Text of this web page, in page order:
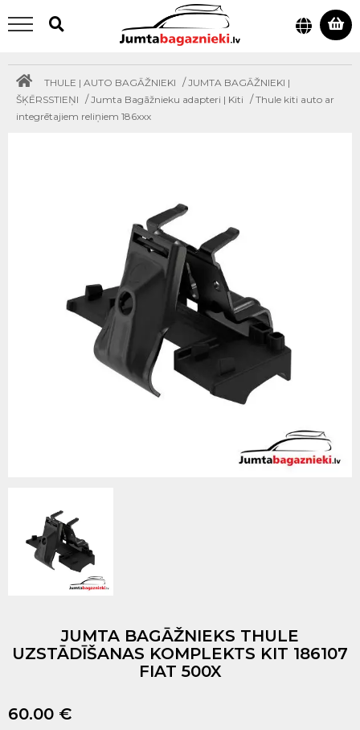
THULE | AUTO BAGĀŽNIEKI /JUMTA BAGĀŽNIEKI |
ŠĶĒRSSTIEŅI /Jumta Bagāžnieku adapteri | Kiti /Thule kiti auto ar
integrētajiem reliņiem 186xxx
JUMTA BAGĀŽNIEKS THULE
UZSTĀDĪŠANAS KOMPLEKTS KIT 186107
FIAT 500X
60.00 €